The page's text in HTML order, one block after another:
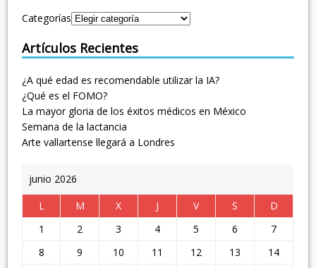
Categorías
Artículos Recientes
¿A qué edad es recomendable utilizar la IA?
¿Qué es el FOMO?
La mayor gloria de los éxitos médicos en México
Semana de la lactancia
Arte vallartense llegará a Londres
junio 2026
L
M X J V S
D
1
2 3 4 5 6
7
8
9 10 11 12 13
14